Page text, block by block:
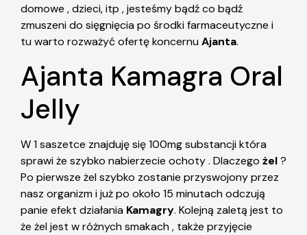
domowe , dzieci, itp , jesteśmy bądź co bądź
zmuszeni do sięgnięcia po środki farmaceutyczne i
tu warto rozważyć ofertę koncernu Ajanta.
Ajanta Kamagra Oral
Jelly
W 1 saszetce znajduję się 100mg substancji która
sprawi że szybko nabierzecie ochoty . Dlaczego żel?
Po pierwsze żel szybko zostanie przyswojony przez
nasz organizm i już po około 15 minutach odczują
panie efekt działania Kamagry. Kolejną zaletą jest to
że żel jest w różnych smakach , także przyjęcie